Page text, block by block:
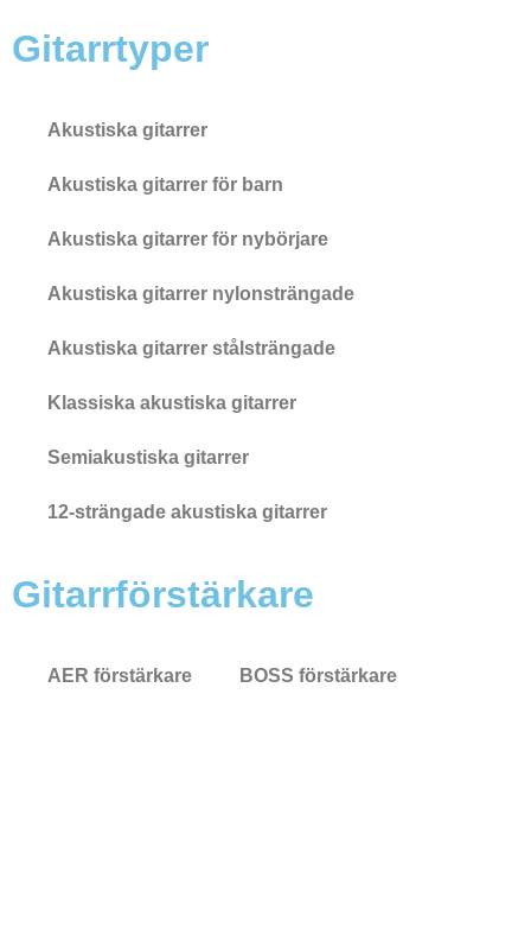
Gitarrtyper
Akustiska gitarrer
Akustiska gitarrer för barn
Akustiska gitarrer för nybörjare
Akustiska gitarrer nylonsträngade
Akustiska gitarrer stålsträngade
Klassiska akustiska gitarrer
Semiakustiska gitarrer
12-strängade akustiska gitarrer
Gitarrförstärkare
AER förstärkare BOSS förstärkare